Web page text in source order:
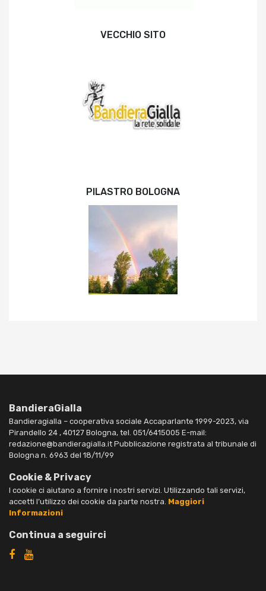
VECCHIO SITO
PILASTRO BOLOGNA
BandieraGialla
Bandieragialla – cooperativa sociale Accaparlante 1999-2023, via
Pirandello 24 , 40127 Bologna, tel. 051/6415005 E-mail:
redazione@bandieragialla.it Pubblicazione registrata al tribunale di
Bologna n. 6963 del 18/11/99
Cookie & Privacy
I cookie ci aiutano a fornire i nostri servizi. Utilizzando tali servizi,
accetti l’utilizzo dei cookie da parte nostra. Maggiori
Informazioni
Continua a seguirci